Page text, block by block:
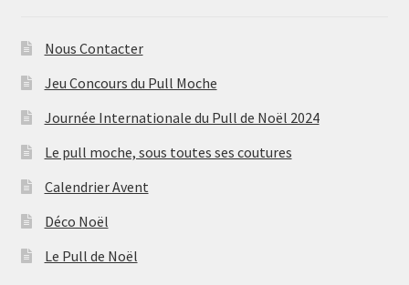
Nous Contacter
Jeu Concours du Pull Moche
Journée Internationale du Pull de Noël 2024
Le pull moche, sous toutes ses coutures
Calendrier Avent
Déco Noël
Le Pull de Noël